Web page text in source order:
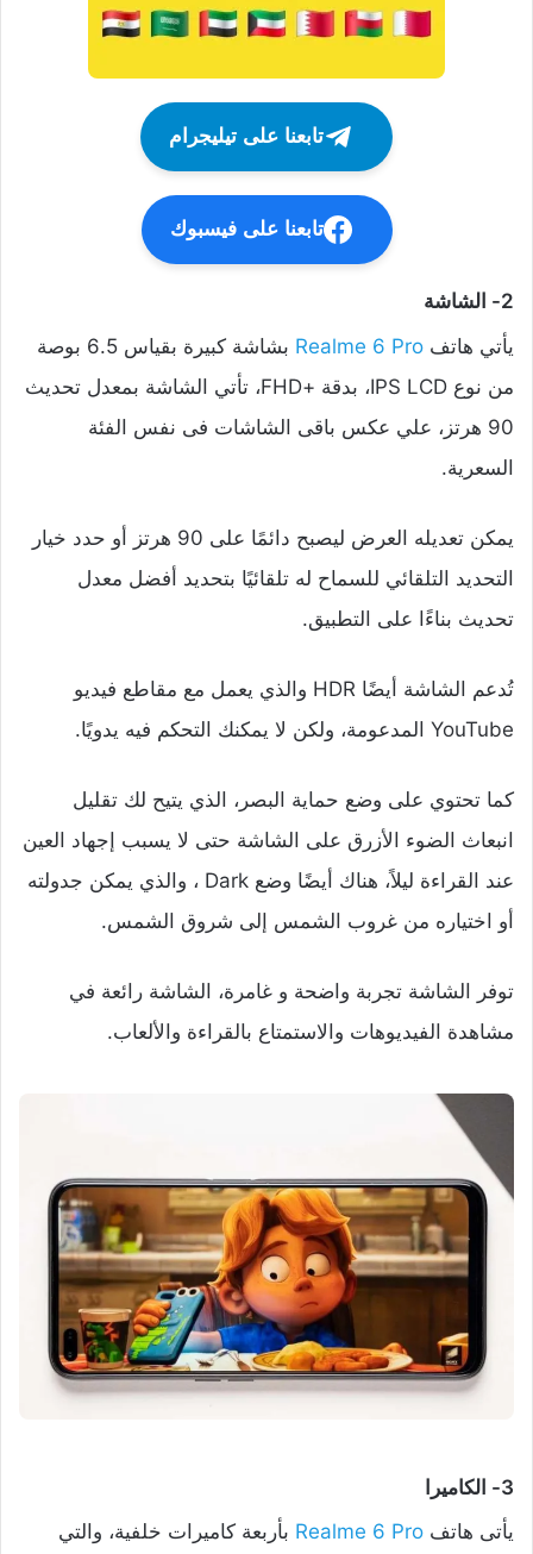
تابعنا على تيليجرام
تابعنا على فيسبوك
2- الشاشة
يأتي هاتف Realme 6 Pro
بشاشة كبيرة بقياس 6.5 بوصة
من نوع IPS LCD، بدقة +FHD، تأتي الشاشة بمعدل تحديث
90 هرتز، علي عكس باقى الشاشات فى نفس الفئة
السعرية.
يمكن تعديله العرض ليصبح دائمًا على 90 هرتز أو حدد خيار
التحديد التلقائي للسماح له تلقائيًا بتحديد أفضل معدل
تحديث بناءًا على التطبيق.
تُدعم الشاشة أيضًا HDR والذي يعمل مع مقاطع فيديو
YouTube المدعومة، ولكن لا يمكنك التحكم فيه يدويًا.
كما تحتوي على وضع حماية البصر، الذي يتيح لك تقليل
انبعاث الضوء الأزرق على الشاشة حتى لا يسبب إجهاد العين
عند القراءة ليلاً، هناك أيضًا وضع Dark ، والذي يمكن جدولته
أو اختياره من غروب الشمس إلى شروق الشمس.
توفر الشاشة تجربة واضحة و غامرة، الشاشة رائعة في
مشاهدة الفيديوهات والاستمتاع بالقراءة والألعاب.
3- الكاميرا
يأتى هاتف Realme 6 Pro بأربعة كاميرات خلفية، والتي